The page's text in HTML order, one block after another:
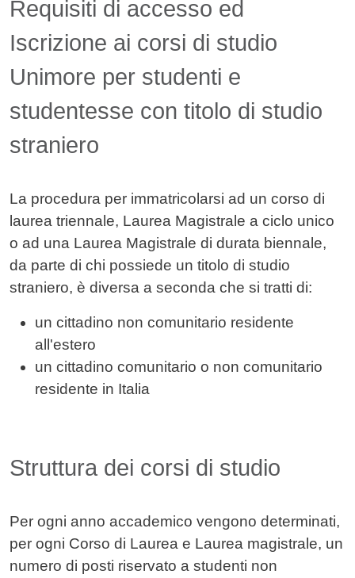
Requisiti di accesso ed
Iscrizione ai corsi di studio
Unimore per studenti e
studentesse con titolo di studio
straniero
La procedura per immatricolarsi ad un corso di
laurea triennale, Laurea Magistrale a ciclo unico
o ad una Laurea Magistrale di durata biennale,
da parte di chi possiede un titolo di studio
straniero, è diversa a seconda che si tratti di:
un cittadino non comunitario residente
all'estero
un cittadino comunitario o non comunitario
residente in Italia
Struttura dei corsi di studio
Per ogni anno accademico vengono determinati,
per ogni Corso di Laurea e Laurea magistrale, un
numero di posti riservato a studenti non